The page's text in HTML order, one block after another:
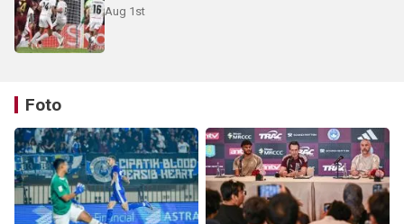
Aug 1st
Foto